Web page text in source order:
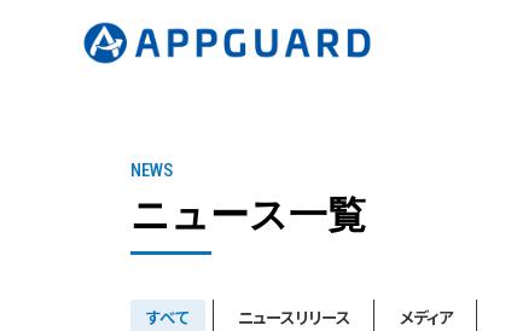
NEWS
ニュース一覧
すべて ニュースリリース メディア